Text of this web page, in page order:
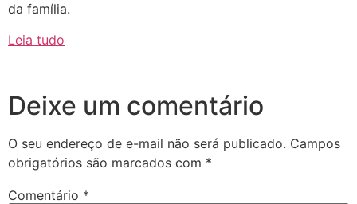
da família.
Leia tudo
Deixe um comentário
O seu endereço de e-mail não será publicado. Campos
obrigatórios são marcados com *
Comentário *